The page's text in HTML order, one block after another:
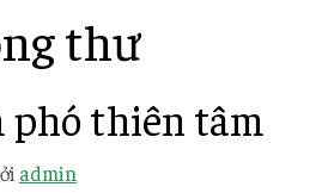
thư
phó thiên tâm
admin